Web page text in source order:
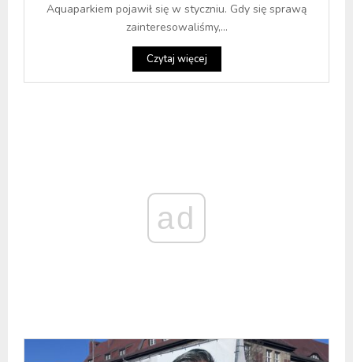
Aquaparkiem pojawił się w styczniu. Gdy się sprawą
zainteresowaliśmy,...
Czytaj więcej
ad